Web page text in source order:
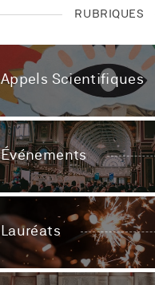
RUBRIQUES
Appels Scientifiques
Événements
Lauréats